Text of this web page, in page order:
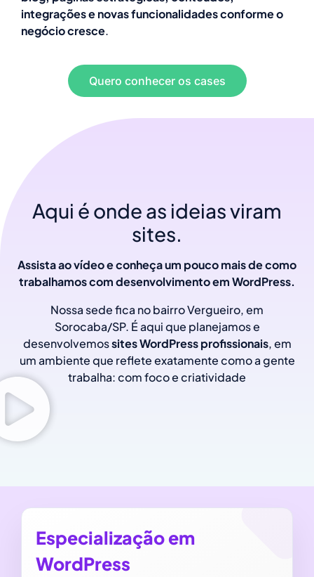
integrações e novas funcionalidades conforme o
negócio cresce.
Quero conhecer os cases
Aqui é onde as ideias viram
sites.
Assista ao vídeo e conheça um pouco mais de como
trabalhamos com desenvolvimento em WordPress.
Nossa sede fica no bairro Vergueiro, em
Sorocaba/SP. É aqui que planejamos e
desenvolvemossites WordPress profissionais, em
um ambiente que reflete exatamente como a gente
trabalha: com foco e criatividade
Especialização em
WordPress